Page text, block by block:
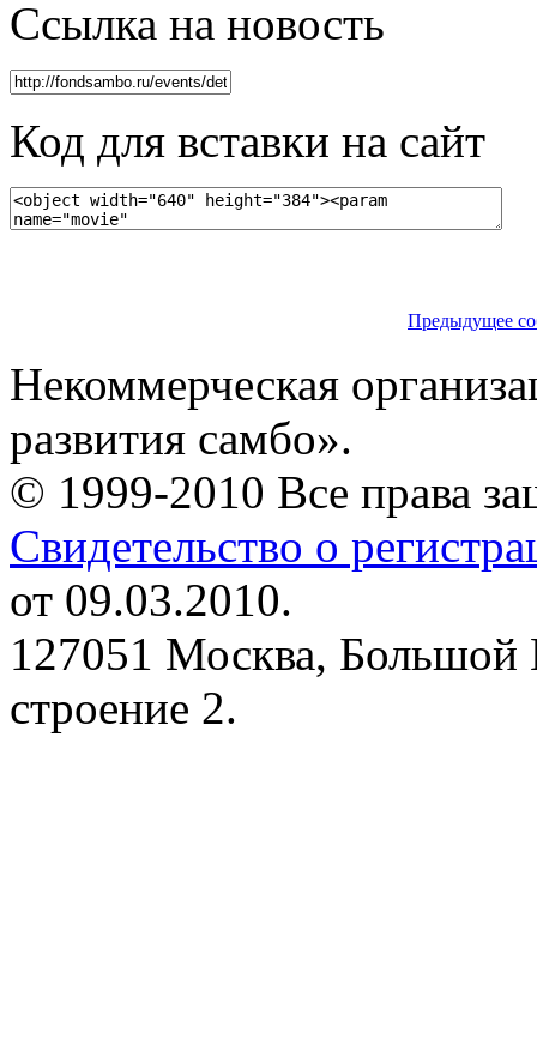
Ссылка на новость
Код для вставки на сайт
Предыдущее
Некоммерческая
развития самбо».
© 1999-2010 Все права
Свидетельство о
от 09.03.2010.
127051 Москва, Большой
строение 2.